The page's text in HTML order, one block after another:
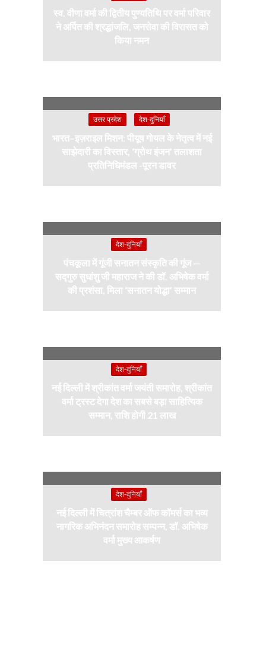
स्व. वीणा वर्मा की द्वितीय पुण्यतिथि पर वर्मा परिवार
ने अर्पित की श्रद्धांजलि, जनसेवा की विरासत को
किया नमन
उत्तर प्रदेश देश-दुनियाँ
भारत–इज़राइल मिशन: पीयूष गोयल के नेतृत्व में नई
साझेदारी का विस्तार, ‘ग्रोथ इंजन’ तलाशता
प्रतिनिधिमंडल -पूरन डावर
देश-दुनियाँ
पंचकूला में गूंजी सनातन संस्कृति की गूंज —
सद्गुरु सुधांशु जी महाराज ने की डॉ. अभिषेक वर्मा
की प्रशंसा, मिला ‘सनातन योद्धा’ सम्मान
देश-दुनियाँ
नई दिल्ली में श्रीकांत वर्मा जयंती समारोह, श्रीकांत
वर्मा ट्रस्ट देगा देश का सबसे बड़ा साहित्यिक
सम्मान, राशि होगी 21 लाख
देश-दुनियाँ
नई दिल्ली में चित्रांश चैम्बर ऑफ कॉमर्स का भव्य
नागरिक अभिनंदन समारोह सम्पन्न, डॉ. अभिषेक
वर्मा मुख्य आकर्षण